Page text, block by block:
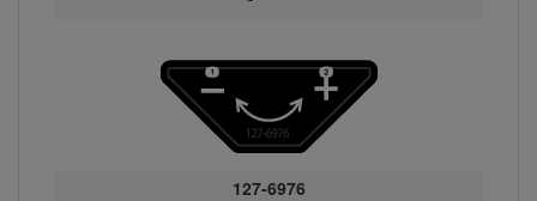
127-6976